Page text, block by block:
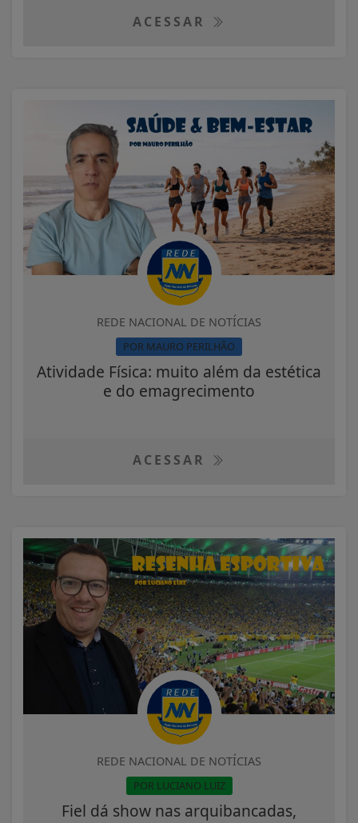
ACESSAR
REDE NACIONAL DE NOTÍCIAS
POR MAURO PERILHÃO
Atividade Física: muito além da estética
e do emagrecimento
ACESSAR
REDE NACIONAL DE NOTÍCIAS
POR LUCIANO LUIZ
Fiel dá show nas arquibancadas,